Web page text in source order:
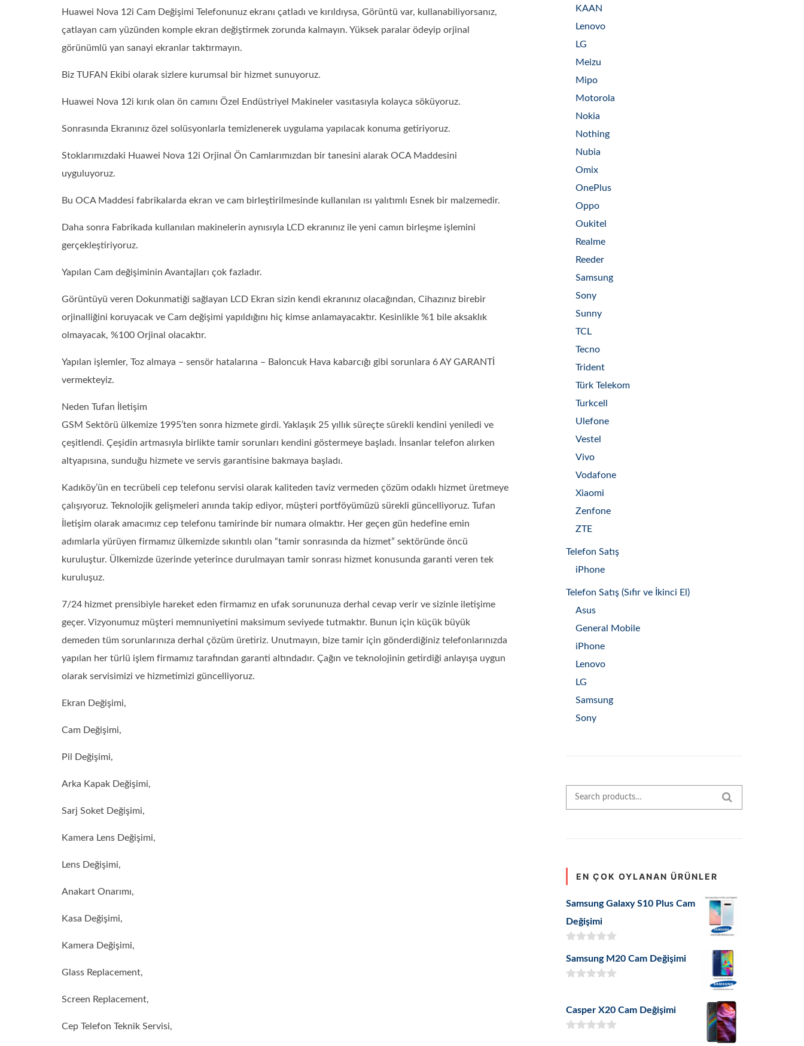
Huawei Nova 12i Cam Değişimi Telefonunuz ekranı çatladı ve kırıldıysa, Görüntü var, kullanabiliyorsanız,
çatlayan cam yüzünden komple ekran değiştirmek zorunda kalmayın. Yüksek paralar ödeyip orjinal
görünümlü yan sanayi ekranlar taktırmayın.
Biz TUFAN Ekibi olarak sizlere kurumsal bir hizmet sunuyoruz.
Huawei Nova 12i kırık olan ön camını Özel Endüstriyel Makineler vasıtasıyla kolayca söküyoruz.
Sonrasında Ekranınız özel solüsyonlarla temizlenerek uygulama yapılacak konuma getiriyoruz.
Stoklarımızdaki Huawei Nova 12i Orjinal Ön Camlarımızdan bir tanesini alarak OCA Maddesini
uyguluyoruz.
Bu OCA Maddesi fabrikalarda ekran ve cam birleştirilmesinde kullanılan ısı yalıtımlı Esnek bir malzemedir.
Daha sonra Fabrikada kullanılan makinelerin aynısıyla LCD ekranınız ile yeni camın birleşme işlemini
gerçekleştiriyoruz.
Yapılan Cam değişiminin Avantajları çok fazladır.
Görüntüyü veren Dokunmatiği sağlayan LCD Ekran sizin kendi ekranınız olacağından, Cihazınız birebir
orjinalliğini koruyacak ve Cam değişimi yapıldığını hiç kimse anlamayacaktır. Kesinlikle %1 bile aksaklık
olmayacak, %100 Orjinal olacaktır.
Yapılan işlemler, Toz almaya – sensör hatalarına – Baloncuk Hava kabarcığı gibi sorunlara 6 AY GARANTİ
vermekteyiz.
Neden Tufan İletişim
GSM Sektörü ülkemize 1995’ten sonra hizmete girdi. Yaklaşık 25 yıllık süreçte sürekli kendini yeniledi ve
çeşitlendi. Çeşidin artmasıyla birlikte tamir sorunları kendini göstermeye başladı. İnsanlar telefon alırken
altyapısına, sunduğu hizmete ve servis garantisine bakmaya başladı.
Kadıköy’ün en tecrübeli cep telefonu servisi olarak kaliteden taviz vermeden çözüm odaklı hizmet üretmeye
çalışıyoruz. Teknolojik gelişmeleri anında takip ediyor, müşteri portföyümüzü sürekli güncelliyoruz. Tufan
İletişim olarak amacımız cep telefonu tamirinde bir numara olmaktır. Her geçen gün hedefine emin
adımlarla yürüyen firmamız ülkemizde sıkıntılı olan “tamir sonrasında da hizmet” sektöründe öncü
kuruluştur. Ülkemizde üzerinde yeterince durulmayan tamir sonrası hizmet konusunda garanti veren tek
kuruluşuz.
7/24 hizmet prensibiyle hareket eden firmamız en ufak sorununuza derhal cevap verir ve sizinle iletişime
geçer. Vizyonumuz müşteri memnuniyetini maksimum seviyede tutmaktır. Bunun için küçük büyük
demeden tüm sorunlarınıza derhal çözüm üretiriz. Unutmayın, bize tamir için gönderdiğiniz telefonlarınızda
yapılan her türlü işlem firmamız tarafından garanti altındadır. Çağın ve teknolojinin getirdiği anlayışa uygun
olarak servisimizi ve hizmetimizi güncelliyoruz.
Ekran Değişimi,
Cam Değişimi,
Pil Değişimi,
Arka Kapak Değişimi,
Sarj Soket Değişimi,
Kamera Lens Değişimi,
Lens Değişimi,
Anakart Onarımı,
Kasa Değişimi,
Kamera Değişimi,
Glass Replacement,
Screen Replacement,
Cep Telefon Teknik Servisi,
KAAN
Lenovo
LG
Meizu
Mipo
Motorola
Nokia
Nothing
Nubia
Omix
OnePlus
Oppo
Oukitel
Realme
Reeder
Samsung
Sony
Sunny
TCL
Tecno
Trident
Türk Telekom
Turkcell
Ulefone
Vestel
Vivo
Vodafone
Xiaomi
Zenfone
ZTE
Telefon Satış
iPhone
Telefon Satış (Sıfır ve İkinci El)
Asus
General Mobile
iPhone
Lenovo
LG
Samsung
Sony
Search for:
EN ÇOK OYLANAN ÜRÜNLER
Samsung Galaxy S10 Plus Cam
Değişimi
5.00oy aldı
Samsung M20 Cam Değişimi
Casper X20 Cam Değişimi